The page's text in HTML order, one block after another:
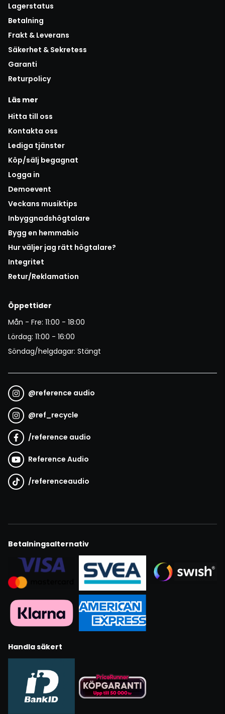
Lagerstatus
Betalning
Frakt & Leverans
Säkerhet & Sekretess
Garanti
Returpolicy
Läs mer
Hitta till oss
Kontakta oss
Lediga tjänster
Köp/sälj begagnat
Logga in
Demoevent
Veckans musiktips
Inbyggnadshögtalare
Bygg en hemmabio
Hur väljer jag rätt högtalare?
Integritet
Retur/Reklamation
Öppettider
Mån - Fre: 11:00 - 18:00
Lördag: 11:00 - 16:00
Söndag/helgdagar: Stängt
@reference audio
@ref_recycle
/reference audio
Reference Audio
/referenceaudio
Betalningsalternativ
Handla säkert